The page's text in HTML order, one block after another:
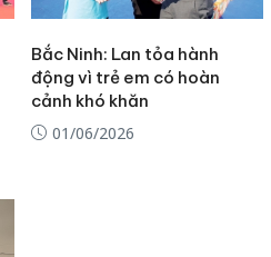
Bắc Ninh: Lan tỏa hành
động vì trẻ em có hoàn
cảnh khó khăn
01/06/2026